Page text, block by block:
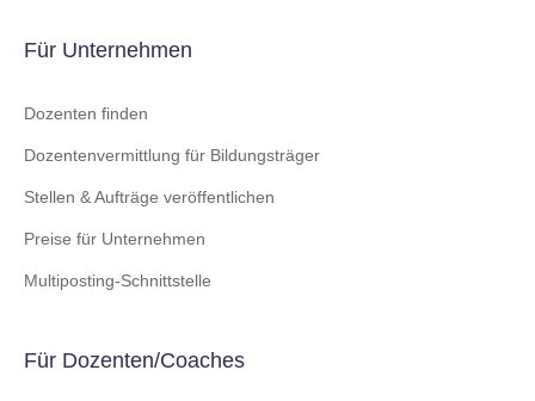
Für Unternehmen
Dozenten finden
Dozentenvermittlung für Bildungsträger
Stellen & Aufträge veröffentlichen
Preise für Unternehmen
Multiposting-Schnittstelle
Für Dozenten/Coaches